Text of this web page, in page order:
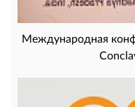
Международная